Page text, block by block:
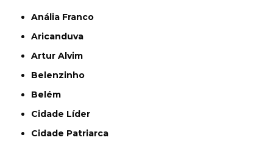
Anália Franco
Aricanduva
Artur Alvim
Belenzinho
Belém
Cidade Líder
Cidade Patriarca